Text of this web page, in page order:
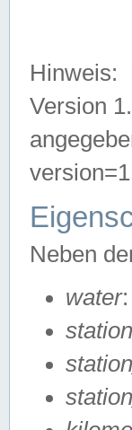
Version
Neben
water
station